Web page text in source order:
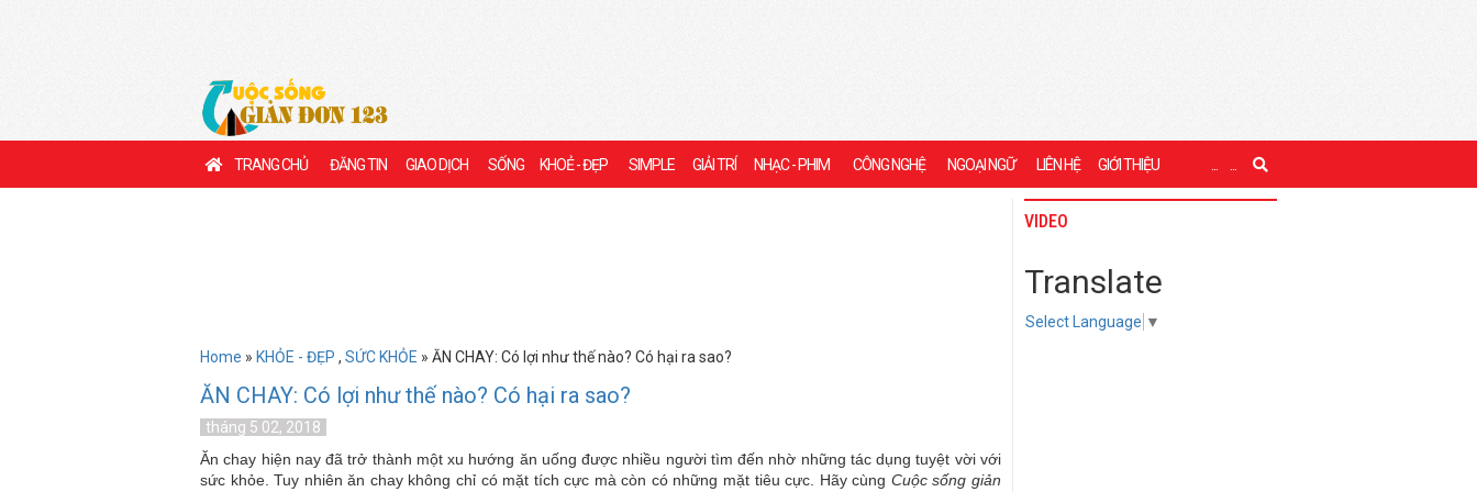
TRANG CHỦ ĐĂNG TIN GIAO DỊCH SỐNG KHOẺ - ĐẸP SIMPLE GIẢI TRÍ NHẠC - PHIM CÔNG NGHỆ NGOẠI NGỮ LIÊN HỆ GIỚI THIỆU
Home » KHỎE - ĐẸP , SỨC KHỎE » ĂN CHAY: Có lợi như thế nào? Có hại ra sao?
ĂN CHAY: Có lợi như thế nào? Có hại ra sao?
tháng 5 02, 2018
Ăn chay hiện nay đã trở thành một xu hướng ăn uống được nhiều người tìm đến nhờ những tác dụng tuyệt vời với
sức khỏe. Tuy nhiên ăn chay không chỉ có mặt tích cực mà còn có những mặt tiêu cực. Hãy cùng Cuộc sống giản
VIDEO
Translate
Select Language ▼